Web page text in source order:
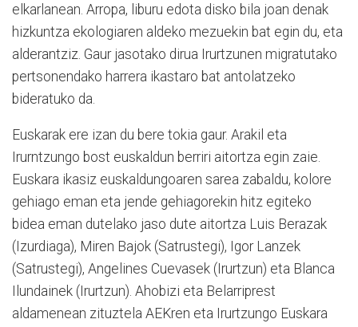
elkarlanean. Arropa, liburu edota disko bila joan denak
hizkuntza ekologiaren aldeko mezuekin bat egin du, eta
alderantziz. Gaur jasotako dirua Irurtzunen migratutako
pertsonendako harrera ikastaro bat antolatzeko
bideratuko da.
Euskarak ere izan du bere tokia gaur. Arakil eta
Irurntzungo bost euskaldun berriri aitortza egin zaie.
Euskara ikasiz euskaldungoaren sarea zabaldu, kolore
gehiago eman eta jende gehiagorekin hitz egiteko
bidea eman dutelako jaso dute aitortza Luis Berazak
(Izurdiaga), Miren Bajok (Satrustegi), Igor Lanzek
(Satrustegi), Angelines Cuevasek (Irurtzun) eta Blanca
Ilundainek (Irurtzun). Ahobizi eta Belarriprest
aldamenean zituztela AEKren eta Irurtzungo Euskara